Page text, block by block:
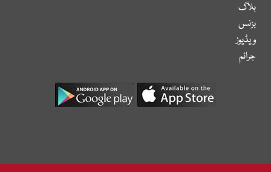
بلاگ
بزنس
ویڈیوز
جرائم